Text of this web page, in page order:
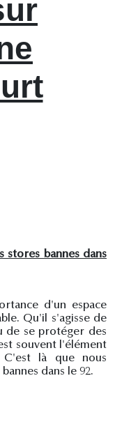
stores bannes dans
d'un espace
Qu'il s'agisse de
de se protéger des
souvent l'élément
là que nous
dans le 92.